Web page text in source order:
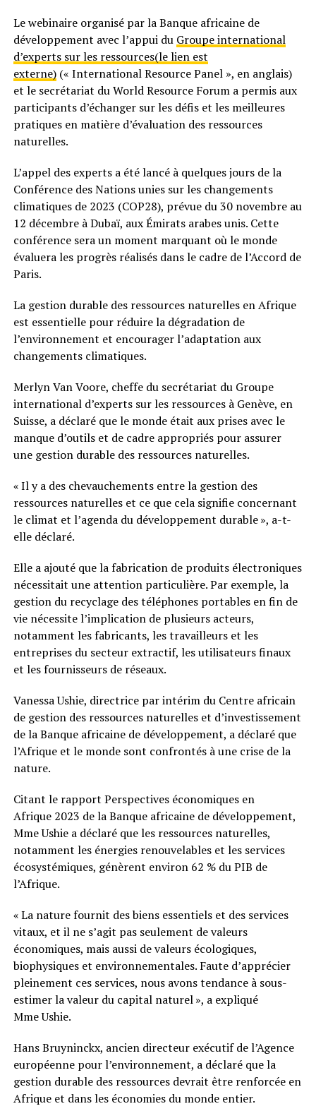
Le webinaire organisé par la Banque africaine de
développement avec l’appui du Groupe international
d’experts sur les ressources(le lien est
externe)(« International Resource Panel », en anglais)
et le secrétariat du World Resource Forum a permis aux
participants d’échanger sur les défis et les meilleures
pratiques en matière d’évaluation des ressources
naturelles.
L’appel des experts a été lancé à quelques jours de la
Conférence des Nations unies sur les changements
climatiques de 2023 (COP28), prévue du 30 novembre au
12 décembre à Dubaï, aux Émirats arabes unis. Cette
conférence sera un moment marquant où le monde
évaluera les progrès réalisés dans le cadre de l’Accord de
Paris.
La gestion durable des ressources naturelles en Afrique
est essentielle pour réduire la dégradation de
l’environnement et encourager l’adaptation aux
changements climatiques.
Merlyn Van Voore, cheffe du secrétariat du Groupe
international d’experts sur les ressources à Genève, en
Suisse, a déclaré que le monde était aux prises avec le
manque d’outils et de cadre appropriés pour assurer
une gestion durable des ressources naturelles.
« Il y a des chevauchements entre la gestion des
ressources naturelles et ce que cela signifie concernant
le climat et l’agenda du développement durable », a-t-
elle déclaré.
Elle a ajouté que la fabrication de produits électroniques
nécessitait une attention particulière. Par exemple, la
gestion du recyclage des téléphones portables en fin de
vie nécessite l’implication de plusieurs acteurs,
notamment les fabricants, les travailleurs et les
entreprises du secteur extractif, les utilisateurs finaux
et les fournisseurs de réseaux.
Vanessa Ushie, directrice par intérim du Centre africain
de gestion des ressources naturelles et d’investissement
de la Banque africaine de développement, a déclaré que
l’Afrique et le monde sont confrontés à une crise de la
nature.
Citant le rapport Perspectives économiques en
Afrique 2023 de la Banque africaine de développement,
Mme Ushie a déclaré que les ressources naturelles,
notamment les énergies renouvelables et les services
écosystémiques, génèrent environ 62 % du PIB de
l’Afrique.
« La nature fournit des biens essentiels et des services
vitaux, et il ne s’agit pas seulement de valeurs
économiques, mais aussi de valeurs écologiques,
biophysiques et environnementales. Faute d’apprécier
pleinement ces services, nous avons tendance à sous-
estimer la valeur du capital naturel », a expliqué
Mme Ushie.
Hans Bruyninckx, ancien directeur exécutif de l’Agence
européenne pour l’environnement, a déclaré que la
gestion durable des ressources devrait être renforcée en
Afrique et dans les économies du monde entier.